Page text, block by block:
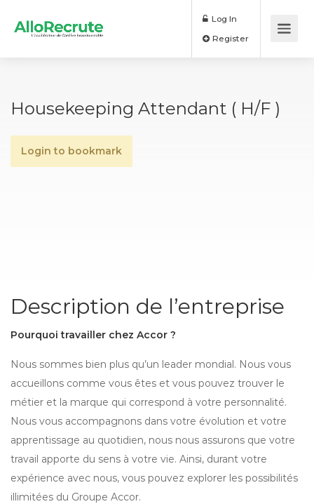
Log In
Housekeeping Attendant ( H/F )
Login to bookmark
Description de l’entreprise
Pourquoi travailler chez Accor ?
Nous sommes bien plus qu’un leader mondial. Nous vous
accueillons comme vous êtes et vous pouvez trouver le
métier et la marque qui correspond à votre personnalité.
Nous vous accompagnons dans votre évolution et votre
apprentissage au quotidien, nous nous assurons que votre
travail apporte du sens à votre vie. Ainsi, durant votre
expérience avec nous, vous pouvez explorer les possibilités
illimitées du Groupe Accor.